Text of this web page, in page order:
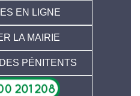
EN LIGNE
LA MAIRIE
PÉNITENTS